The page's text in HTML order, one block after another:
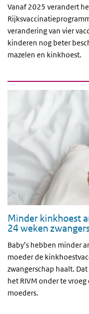
Vanaf 2025 verandert
verandering van vier
kinderen nog beter
mazelen en kinkhoest.
Minder kinkhoest
24 weken
Baby’s hebben minder
moeder de
zwangerschap haalt.
het RIVM onder te
moeders.